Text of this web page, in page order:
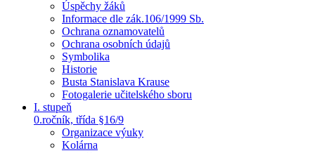
Úspěchy žáků
Informace dle zák.106/1999 Sb.
Ochrana oznamovatelů
Ochrana osobních údajů
Symbolika
Historie
Busta Stanislava Krause
Fotogalerie učitelského sboru
I. stupeň
0.ročník, třída §16/9
Organizace výuky
Kolárna